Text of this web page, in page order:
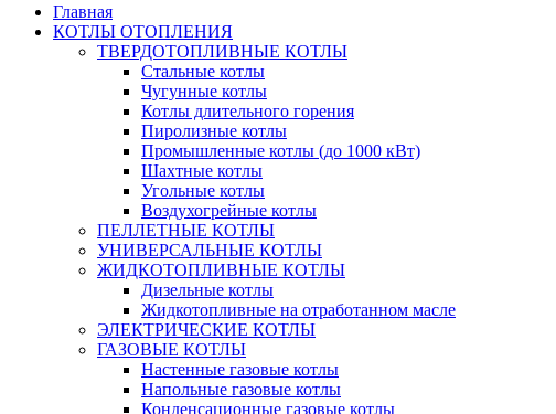
Главная
КОТЛЫ ОТОПЛЕНИЯ
ТВЕРДОТОПЛИВНЫЕ КОТЛЫ
Стальные котлы
Чугунные котлы
Котлы длительного горения
Пиролизные котлы
Промышленные котлы (до 1000 кВт)
Шахтные котлы
Угольные котлы
Воздухогрейные котлы
ПЕЛЛЕТНЫЕ КОТЛЫ
УНИВЕРСАЛЬНЫЕ КОТЛЫ
ЖИДКОТОПЛИВНЫЕ КОТЛЫ
Дизельные котлы
Жидкотопливные на отработанном масле
ЭЛЕКТРИЧЕСКИЕ КОТЛЫ
ГАЗОВЫЕ КОТЛЫ
Настенные газовые котлы
Напольные газовые котлы
Конденсационные газовые котлы